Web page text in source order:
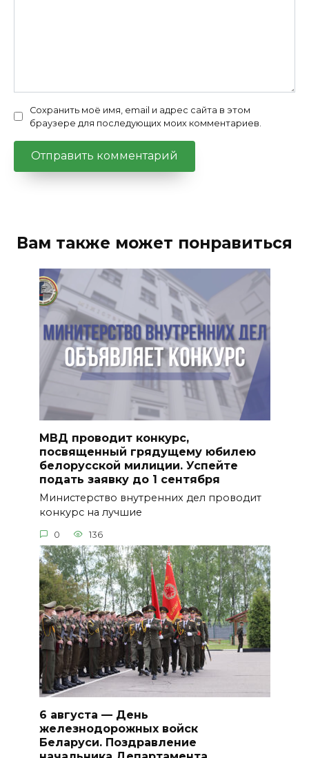
Сохранить моё имя, email и адрес сайта в этом
браузере для последующих моих комментариев.
Вам также может понравиться
МВД проводит конкурс,
посвященный грядущему юбилею
белорусской милиции. Успейте
подать заявку до 1 сентября
Министерство внутренних дел проводит
конкурс на лучшие
0 136
6 августа — День
железнодорожных войск
Беларуси. Поздравление